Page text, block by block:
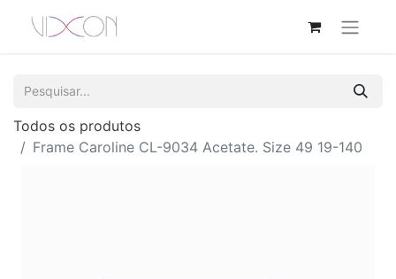
Todos os produtos
Frame Caroline CL-9034 Acetate. Size 49 19-140